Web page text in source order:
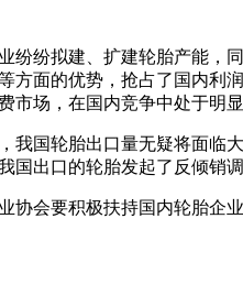
纷纷拟建、扩建轮胎产能，
方面的优势，抢占了国内利
市场，在国内竞争中处于明
我国轮胎出口量无疑将面临
国出口的轮胎发起了反倾销
协会要积极扶持国内轮胎企